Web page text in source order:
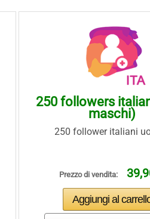
250 followers
maschi)
250 follower italiani
Prezzo di vendita: